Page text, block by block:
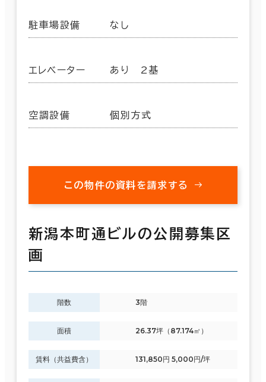
駐車場設備 なし
エレベーター あり 2基
空調設備 個別方式
この物件の資料を請求する
新潟本町通ビルの公開募集区
画
階数 3階
面積 26.37坪（87.174㎡）
賃料（共益費含） 131,850円 5,000円/坪